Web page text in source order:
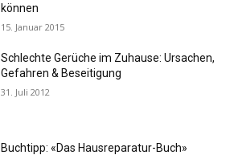
können
15. Januar 2015
Schlechte Gerüche im Zuhause: Ursachen,
Gefahren & Beseitigung
31. Juli 2012
Buchtipp: «Das Hausreparatur-Buch»